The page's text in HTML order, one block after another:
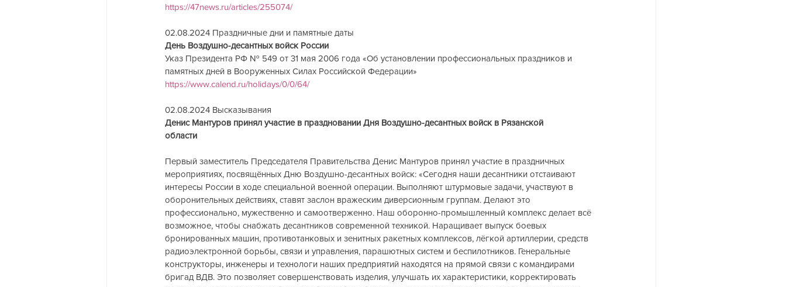
https://47news.ru/articles/255074/
02.08.2024 Праздничные дни и памятные даты
День Воздушно-десантных войск России
Указ Президента РФ № 549 от 31 мая 2006 года «Об установлении профессиональных праздников и
памятных дней в Вооруженных Силах Российской Федерации»
https://www.calend.ru/holidays/0/0/64/
02.08.2024 Высказывания
Денис Мантуров принял участие в праздновании Дня Воздушно-десантных войск в Рязанской
области
Первый заместитель Председателя Правительства Денис Мантуров принял участие в праздничных
мероприятиях, посвящённых Дню Воздушно-десантных войск: «Сегодня наши десантники отстаивают
интересы России в ходе специальной военной операции. Выполняют штурмовые задачи, участвуют в
оборонительных действиях, ставят заслон вражеским диверсионным группам. Делают это
профессионально, мужественно и самоотверженно. Наш оборонно-промышленный комплекс делает всё
возможное, чтобы снабжать десантников современной техникой. Наращивает выпуск боевых
бронированных машин, противотанковых и зенитных ракетных комплексов, лёгкой артиллерии, средств
радиоэлектронной борьбы, связи и управления, парашютных систем и беспилотников. Генеральные
конструкторы, инженеры и технологи наших предприятий находятся на прямой связи с командирами
бригад ВДВ. Это позволяет совершенствовать изделия, улучшать их характеристики, корректировать